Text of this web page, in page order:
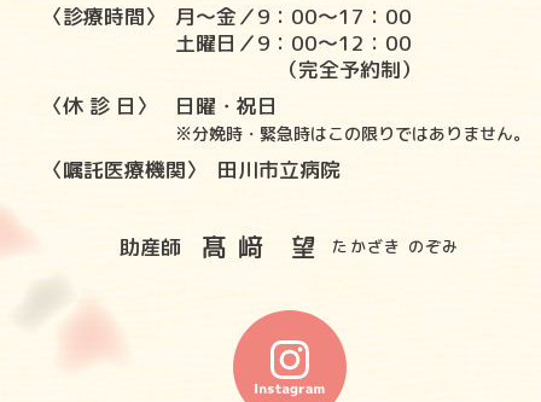
〈診療時間〉
月〜金／9：00〜17：00
土曜日／9：00〜12：00
（完全予約制）
〈休 診 日〉
日曜・祝日
※分娩時・緊急時はこの限りではありません。
〈嘱託医療機関〉 田川市立病院
助産師 髙﨑 望 たかざき のぞみ